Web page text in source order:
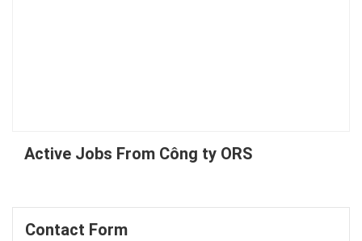
Active Jobs From Công ty ORS
Contact Form